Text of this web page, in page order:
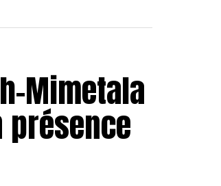
Mimetala